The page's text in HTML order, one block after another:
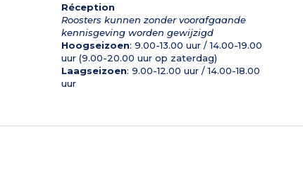
Réception
Roosters kunnen zonder voorafgaande
kennisgeving worden gewijzigd
Hoogseizoen: 9.00-13.00 uur / 14.00-19.00
uur (9.00-20.00 uur op zaterdag)
Laagseizoen: 9.00-12.00 uur / 14.00-18.00
uur